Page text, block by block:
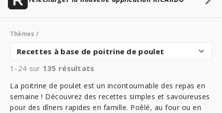
Thèmes /
Recettes à base de poitrine de poulet
1-24 sur 135 résultats
La poitrine de poulet est un incontournable des repas en
semaine ! Découvrez des recettes simples et savoureuses
pour des dîners rapides en famille. Poêlé, au four ou en